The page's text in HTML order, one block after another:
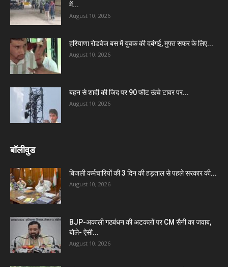
में...
August 10, 2026
हरियाणा रोडवेज बस में युवक की दबंगई, मुफ्त सफर के लिए...
August 10, 2026
बहन से शादी की जिद पर 90 फीट ऊंचे टावर पर...
August 10, 2026
बॉलीवुड
बिजली कर्मचारियों की 3 दिन की हड़ताल से पहले सरकार की...
August 10, 2026
BJP-अकाली गठबंधन की अटकलों पर CM सैनी का जवाब,
बोले- ऐसी...
August 10, 2026